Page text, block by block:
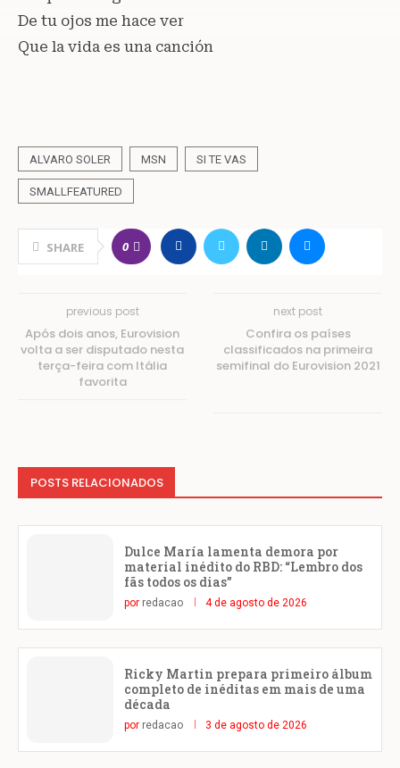
De tu ojos me hace ver
Que la vida es una canción
ALVARO SOLER MSN SI TE VAS
SMALLFEATURED
SHARE 0
previous post
Após dois anos, Eurovision
volta a ser disputado nesta
terça-feira com Itália
favorita
next post
Confira os países
classificados na primeira
semifinal do Eurovision 2021
POSTS RELACIONADOS
Dulce María lamenta demora por
material inédito do RBD: “Lembro dos
fãs todos os dias”
por redacao 4 de agosto de 2026
Ricky Martin prepara primeiro álbum
completo de inéditas em mais de uma
década
por redacao 3 de agosto de 2026